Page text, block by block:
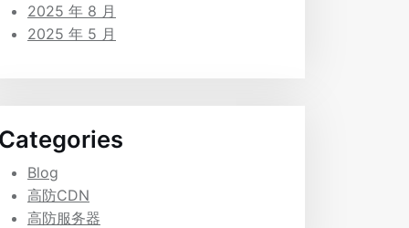
2025 年 8 月
2025 年 5 月
Blog
高防CDN
高防服务器